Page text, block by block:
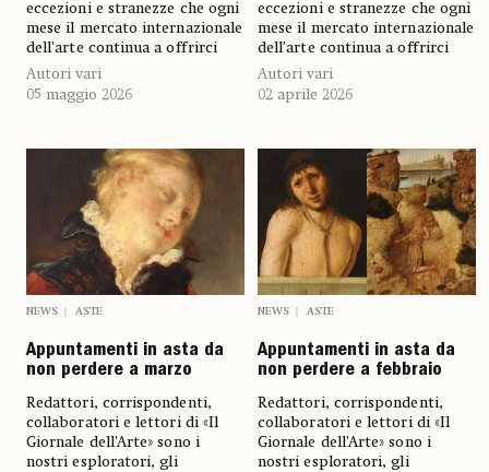
eccezioni e stranezze che ogni
mese il mercato internazionale
dell’arte continua a offrirci
Autori vari
05 maggio 2026
eccezioni e stranezze che ogni
mese il mercato internazionale
dell’arte continua a offrirci
Autori vari
02 aprile 2026
NEWS ASTE
Appuntamenti in asta da
non perdere a marzo
Redattori, corrispondenti,
collaboratori e lettori di «Il
Giornale dell’Arte» sono i
nostri esploratori, gli
NEWS ASTE
Appuntamenti in asta da
non perdere a febbraio
Redattori, corrispondenti,
collaboratori e lettori di «Il
Giornale dell’Arte» sono i
nostri esploratori, gli